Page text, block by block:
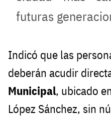
futuras
Indicó que las
deberán acudir
Municipal, ubicado
López Sánchez, sin